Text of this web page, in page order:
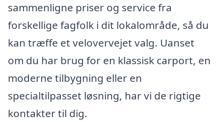
sammenligne priser og service fra
forskellige fagfolk i dit lokalområde, så du
kan træffe et velovervejet valg. Uanset
om du har brug for en klassisk carport, en
moderne tilbygning eller en
specialtilpasset løsning, har vi de rigtige
kontakter til dig.